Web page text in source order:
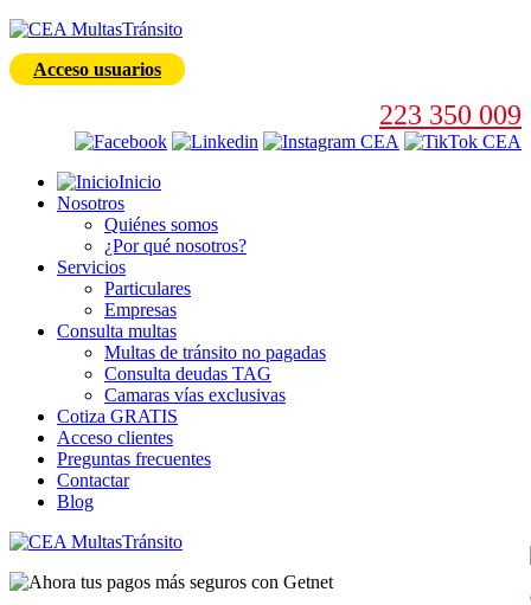
Acceso usuarios
223 350 009
Inicio
Nosotros
Quiénes somos
¿Por qué nosotros?
Servicios
Particulares
Empresas
Consulta multas
Multas de tránsito no pagadas
Consulta deudas TAG
Camaras vías exclusivas
Cotiza GRATIS
Acceso clientes
Preguntas frecuentes
Contactar
Blog